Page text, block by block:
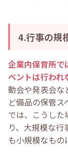
4.行事の規
企業内保育所で
ベントは行われ
動会や発表会な
ど備品の保管ス
では、こうした
り、大規模な行
も小規模なもの